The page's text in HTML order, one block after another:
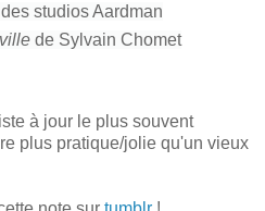
des studios Aardman
de Sylvain Chomet
à jour le plus souvent
plus pratique/jolie qu'un vieux